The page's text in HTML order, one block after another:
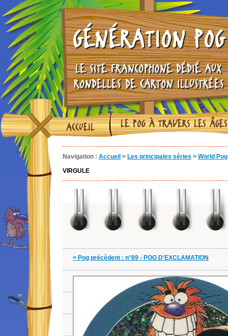
GÉNÉRATION POG
LE SITE FRANCOPHONE DÉDIÉ AUX
RONDELLES DE CARTON ILLUSTRÉES
ACCUEIL LE POG À TRAVERS LES ÂGES
Navigation : Accueil > Les principales séries > World
VIRGULE
< Pog précédent : n°89 - POG D'EXCLAMATION